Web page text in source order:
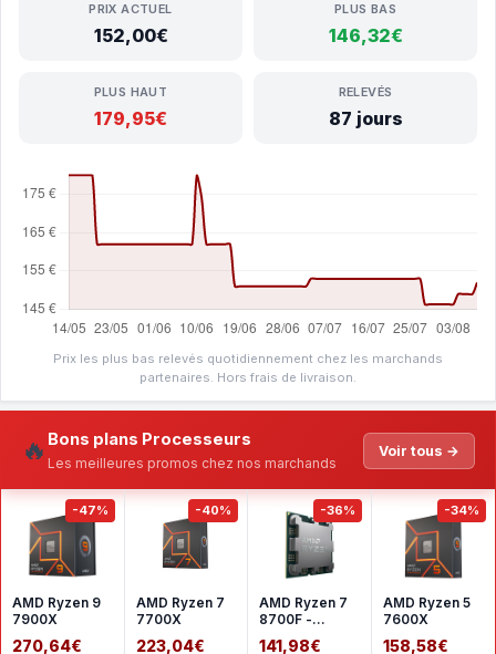
PRIX ACTUEL
152,00€
PLUS BAS
146,32€
PLUS HAUT
179,95€
RELEVÉS
87 jours
Prix les plus bas relevés quotidiennement chez les marchands
partenaires. Hors frais de livraison.
🔥 Bons plans Processeurs
Les meilleures promos chez nos marchands
Voir tous →
-47%
AMD Ryzen 9
7900X
270,64€
-40%
AMD Ryzen 7
7700X
223,04€
-36%
AMD Ryzen 7
8700F -
Version tray
141,98€
-34%
AMD Ryzen 5
7600X
158,58€